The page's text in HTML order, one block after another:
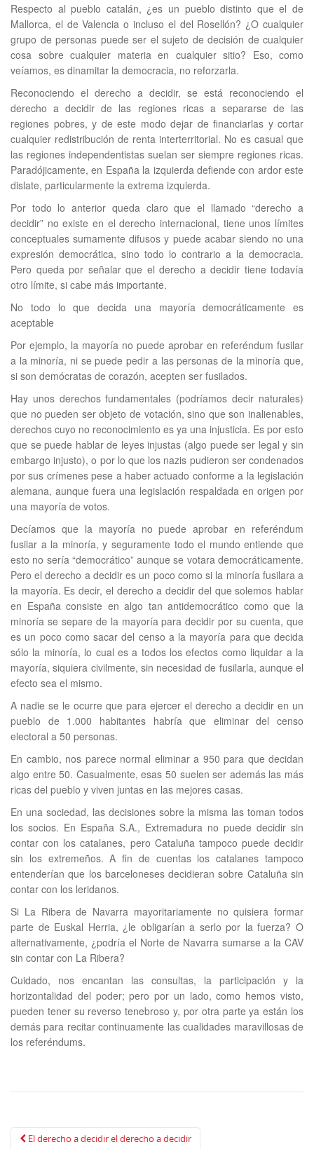
Respecto al pueblo catalán, ¿es un pueblo distinto que el de
Mallorca, el de Valencia o incluso el del Rosellón? ¿O cualquier
grupo de personas puede ser el sujeto de decisión de cualquier
cosa sobre cualquier materia en cualquier sitio? Eso, como
veíamos, es dinamitar la democracia, no reforzarla.
Reconociendo el derecho a decidir, se está reconociendo el
derecho a decidir de las regiones ricas a separarse de las
regiones pobres, y de este modo dejar de financiarlas y cortar
cualquier redistribución de renta interterritorial. No es casual que
las regiones independentistas suelan ser siempre regiones ricas.
Paradójicamente, en España la izquierda defiende con ardor este
dislate, particularmente la extrema izquierda.
Por todo lo anterior queda claro que el llamado “derecho a
decidir” no existe en el derecho internacional, tiene unos límites
conceptuales sumamente difusos y puede acabar siendo no una
expresión democrática, sino todo lo contrario a la democracia.
Pero queda por señalar que el derecho a decidir tiene todavía
otro límite, si cabe más importante.
No todo lo que decida una mayoría democráticamente es
aceptable
Por ejemplo, la mayoría no puede aprobar en referéndum fusilar
a la minoría, ni se puede pedir a las personas de la minoría que,
si son demócratas de corazón, acepten ser fusilados.
Hay unos derechos fundamentales (podríamos decir naturales)
que no pueden ser objeto de votación, sino que son inalienables,
derechos cuyo no reconocimiento es ya una injusticia. Es por esto
que se puede hablar de leyes injustas (algo puede ser legal y sin
embargo injusto), o por lo que los nazis pudieron ser condenados
por sus crímenes pese a haber actuado conforme a la legislación
alemana, aunque fuera una legislación respaldada en origen por
una mayoría de votos.
Decíamos que la mayoría no puede aprobar en referéndum
fusilar a la minoría, y seguramente todo el mundo entiende que
esto no sería “democrático” aunque se votara democráticamente.
Pero el derecho a decidir es un poco como si la minoría fusilara a
la mayoría. Es decir, el derecho a decidir del que solemos hablar
en España consiste en algo tan antidemocrático como que la
minoría se separe de la mayoría para decidir por su cuenta, que
es un poco como sacar del censo a la mayoría para que decida
sólo la minoría, lo cual es a todos los efectos como liquidar a la
mayoría, siquiera civilmente, sin necesidad de fusilarla, aunque el
efecto sea el mismo.
A nadie se le ocurre que para ejercer el derecho a decidir en un
pueblo de 1.000 habitantes habría que eliminar del censo
electoral a 50 personas.
En cambio, nos parece normal eliminar a 950 para que decidan
algo entre 50. Casualmente, esas 50 suelen ser además las más
ricas del pueblo y viven juntas en las mejores casas.
En una sociedad, las decisiones sobre la misma las toman todos
los socios. En España S.A., Extremadura no puede decidir sin
contar con los catalanes, pero Cataluña tampoco puede decidir
sin los extremeños. A fin de cuentas los catalanes tampoco
entenderían que los barceloneses decidieran sobre Cataluña sin
contar con los leridanos.
Si La Ribera de Navarra mayoritariamente no quisiera formar
parte de Euskal Herria, ¿le obligarían a serlo por la fuerza? O
alternativamente, ¿podría el Norte de Navarra sumarse a la CAV
sin contar con La Ribera?
Cuidado, nos encantan las consultas, la participación y la
horizontalidad del poder; pero por un lado, como hemos visto,
pueden tener su reverso tenebroso y, por otra parte ya están los
demás para recitar continuamente las cualidades maravillosas de
los referéndums.
Navegación
El derecho a decidir el derecho a decidir